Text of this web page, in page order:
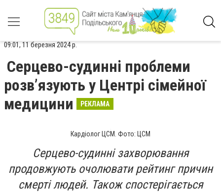
09:01, 11 березня 2024 р.
Серцево-судинні проблеми
розв’язують у Центрі сімейної
медицини
РЕКЛАМА
Кардіолог ЦСМ. Фото: ЦСМ
Серцево-судинні захворювання
продовжують очолювати рейтинг причин
смерті людей. Також спостерігається